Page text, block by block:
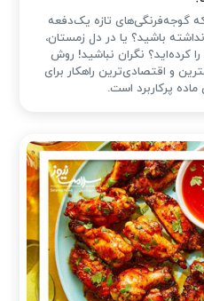
گوجه‌فرنگی‌های تازه یک‌دفعه
باشید؟ یا در دل زمستان،
کرده‌اید؟ نگران نباشید! روش
و اقتصادی‌ترین راهکار برای
پرکاربرد است.